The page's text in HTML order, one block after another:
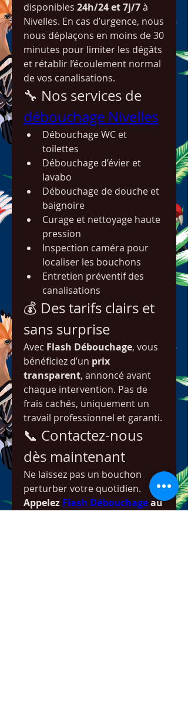
disponibles 24h/24 et 7j/7 à
Nivelles. En cas d’urgence, nous
nous déplaçons en moins de 30
minutes pour limiter les dégâts
et rétablir l’écoulement normal
de vos canalisations.
débouchage Nivelles
Débouchage WC et
toilettes
Débouchage d’évier et
lavabo
Débouchage de douche et
baignoire
Curage et nettoyage haute
pression
Inspection caméra pour
localiser les bouchons
Entretien préventif des
canalisations
💰 Des tarifs clairs et
sans surprise
Avec Flash Débouchage, vous
bénéficiez d’un prix
transparent, annoncé avant
chaque intervention. Pas de
frais cachés, uniquement un
travail professionnel et garanti.
📞 Contactez-nous
dès maintenant
Ne laissez pas un bouchon
Appelez Flash Débouchage au